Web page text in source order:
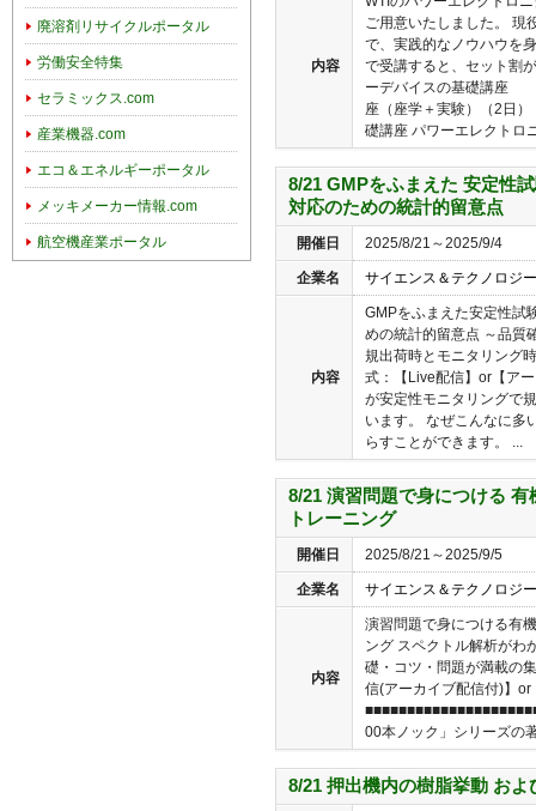
内容
ご用意いたしました。 現
で、実践的なノウハウを
で受講すると、セット割
ーデバイスの基礎講
座（座学＋実験）（2日
礎講座 パワーエレクトロ
8/21 GMPをふまえた 安定性
対応のための統計的留意点
開催日 2025/8/21～2025/9/4
企業名 サイエンス＆テクノロジ
内容
GMPをふまえた安定性試
めの統計的留意点 ～品質
規出荷時とモニタリング
式：【Live配信】or【ア
が安定性モニタリングで
います。 なぜこんなに
らすことができます。 ...
8/21 演習問題で身につける
トレーニング
開催日 2025/8/21～2025/9/5
企業名 サイエンス＆テクノロジ
内容
演習問題で身につける有
ング スペクトル解析がわ
礎・コツ・問題が満載の
信(アーカイブ配信付)】
00本ノック」シリーズ
8/21 押出機内の樹脂挙動 お
廃溶剤リサイクルポータル
労働安全特集
セラミックス.com
産業機器.com
エコ＆エネルギーポータル
メッキメーカー情報.com
航空機産業ポータル